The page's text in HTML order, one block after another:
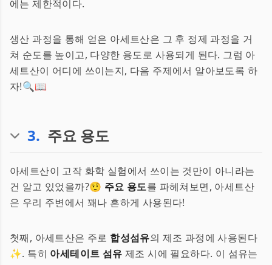
에는 제한적이다.
생산 과정을 통해 얻은 아세트산은 그 후 정제 과정을 거
쳐 순도를 높이고, 다양한 용도로 사용되게 된다. 그럼 아
세트산이 어디에 쓰이는지, 다음 주제에서 알아보도록 하
자!🔍📖
3. 주요 용도
아세트산이 고작 화학 실험에서 쓰이는 것만이 아니라는
건 알고 있었을까?🤨 주요 용도를 파헤쳐보면, 아세트산
은 우리 주변에서 꽤나 흔하게 사용된다!
첫째, 아세트산은 주로 합성섬유의 제조 과정에 사용된다
✨. 특히 아세테이트 섬유 제조 시에 필요하다. 이 섬유는